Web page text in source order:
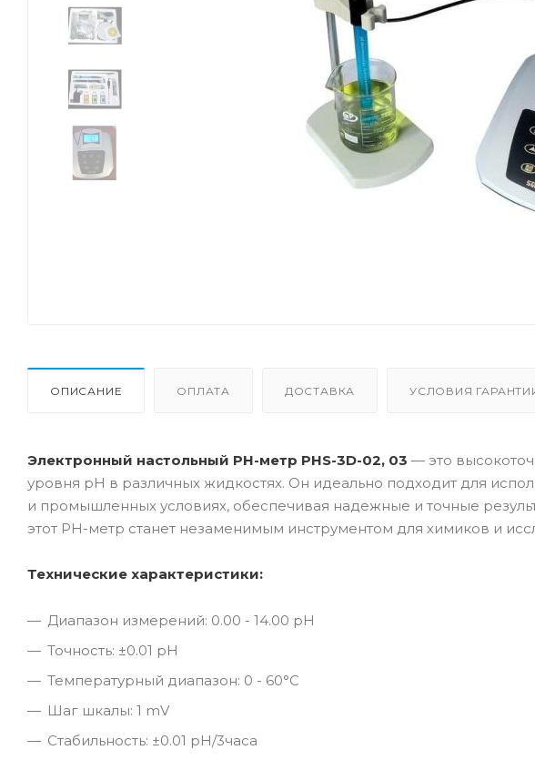
ОПИСАНИЕ ОПЛАТА ДОСТАВКА УСЛОВИЯ
Электронный настольный РН-метр PHS-3D-02, 03 — это
уровня pH в различных жидкостях. Он идеально подходит для
и промышленных условиях, обеспечивая надежные и точные
этот РН-метр станет незаменимым инструментом для химиков и
Технические характеристики:
Диапазон измерений: 0.00 - 14.00 pH
Точность: ±0.01 pH
Температурный диапазон: 0 - 60°C
Шаг шкалы: 1 mV
Стабильность: ±0.01 рН/3часа